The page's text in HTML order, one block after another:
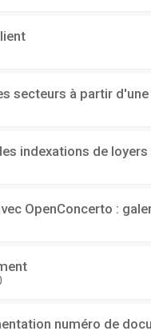
secteurs à partir
indexations de
OpenConcerto :
numéro de